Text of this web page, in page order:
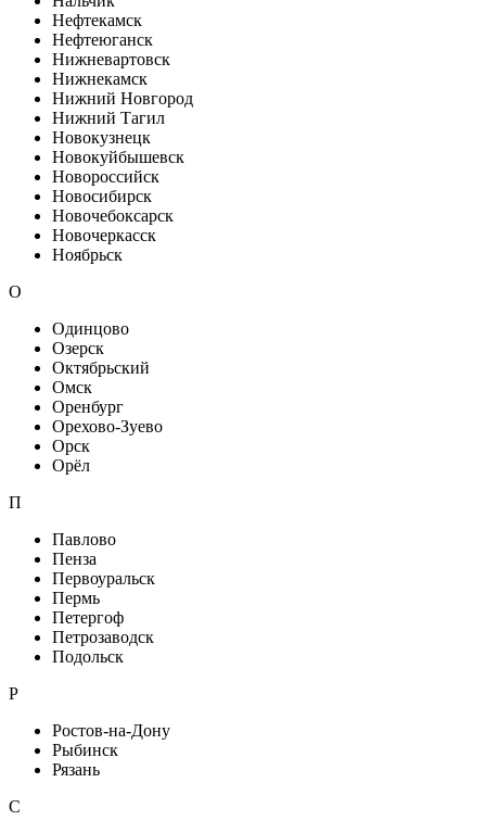
Нефтекамск
Нефтеюганск
Нижневартовск
Нижнекамск
Нижний Новгород
Нижний Тагил
Новокузнецк
Новокуйбышевск
Новороссийск
Новосибирск
Новочебоксарск
Новочеркасск
Ноябрьск
О
Одинцово
Озерск
Октябрьский
Омск
Оренбург
Орехово-Зуево
Орск
Орёл
П
Павлово
Пенза
Первоуральск
Пермь
Петергоф
Петрозаводск
Подольск
Р
Ростов-на-Дону
Рыбинск
Рязань
С